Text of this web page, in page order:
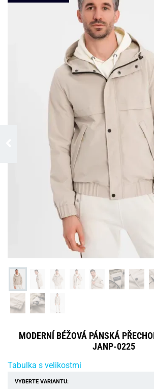
MODERNÍ BÉŽOVÁ PÁNSKÁ
JANP-0225
Tabulka s velikostmi
VYBERTE VARIANTU: